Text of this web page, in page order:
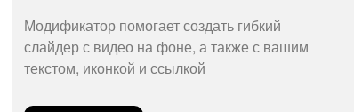
Модификатор помогает создать гибкий
слайдер с видео на фоне, а также с вашим
текстом, иконкой и ссылкой